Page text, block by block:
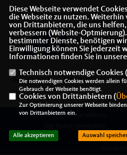
IMPRESSUM DATENSCHUTZ
@2026 Junge Union Münster
Diese Webseite verwendet
die Webseite zu nutzen.
von Drittanbietern, die uns helfen,
verbessern (Website-
bestimmter Dienste, benötigen
Einwilligung können Sie jederzeit
Informationen finden Sie in
Technisch notwendige Cookies (
Die notwendigen Cookies werden allein
Gebrauch der Webseite benötigt.
Cookies von Drittanbietern (
Zur Optimierung unserer Webseite
von Drittanbietern ein.
Alle akzeptieren Auswahl